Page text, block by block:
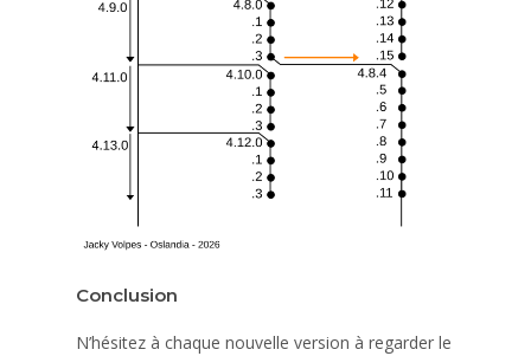
Conclusion
N’hésitez à chaque nouvelle version à regarder le